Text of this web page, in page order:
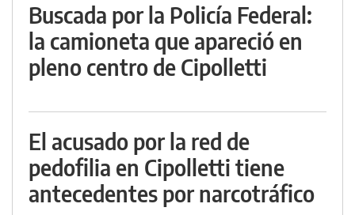
Buscada por la Policía Federal:
la camioneta que apareció en
pleno centro de Cipolletti
El acusado por la red de
pedofilia en Cipolletti tiene
antecedentes por narcotráfico